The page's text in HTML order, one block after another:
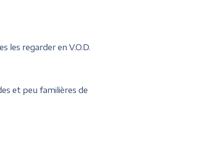
les regarder en V.O.D.
et peu familières de